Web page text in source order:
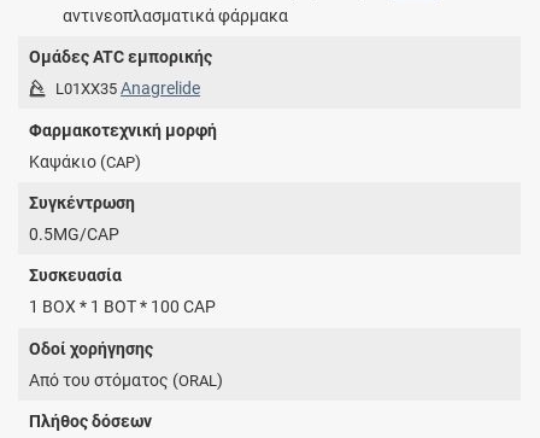
αντινεοπλασματικά φάρμακα
Ομάδες ATC εμπορικής
L01XX35 Anagrelide
Φαρμακοτεχνική μορφή
Καψάκιο (CAP)
Συγκέντρωση
0.5MG/CAP
Συσκευασία
1 BOX * 1 BOT * 100 CAP
Οδοί χορήγησης
Από του στόματος (ORAL )
Πλήθος δόσεων